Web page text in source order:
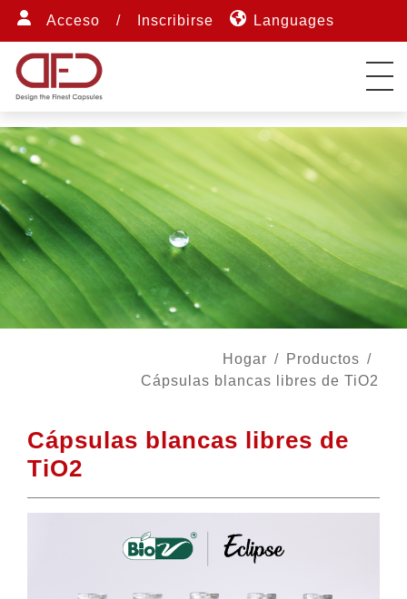
Acceso / Inscribirse Languages
Hogar
Productos
Cápsulas blancas libres de TiO2
Cápsulas blancas libres de
TiO2